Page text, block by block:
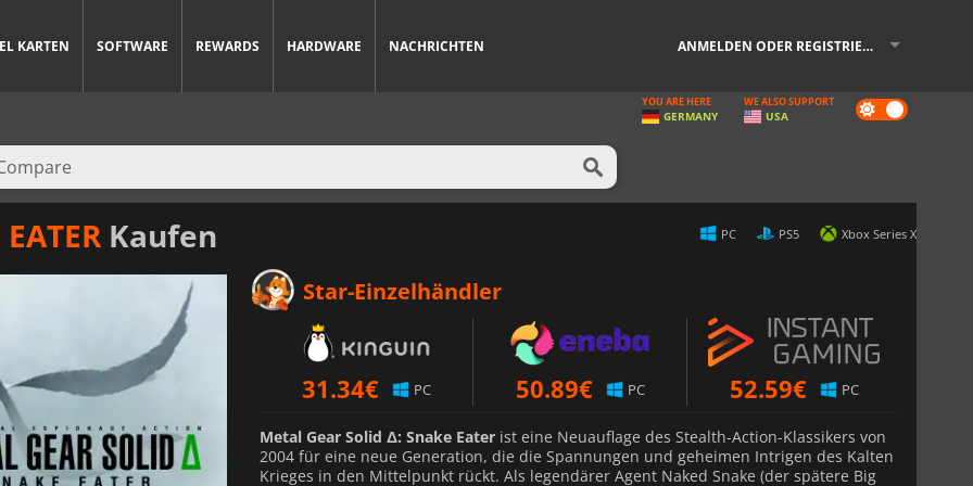
KARTEN SOFTWARE REWARDS HARDWARE NACHRICHTEN ANMELDEN ODER REGISTRIEREN
Dark
mode
YOU ARE HERE
GERMANY
WE ALSO SUPPORT
USA
Kaufen PC PS5 Xbox Series X
Star-Einzelhändler
31.34€ PC 50.89€ PC 52.59€ PC
Metal Gear Solid Δ: Snake Eater ist eine Neuauflage des Stealth-Action-Klassikers von
2004 für eine neue Generation, die die Spannungen und geheimen Intrigen des Kalten
Krieges in den Mittelpunkt rückt. Als legendärer Agent Naked Snake (der spätere Big